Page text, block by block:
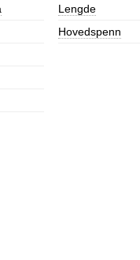
Lengde
Hovedspenn